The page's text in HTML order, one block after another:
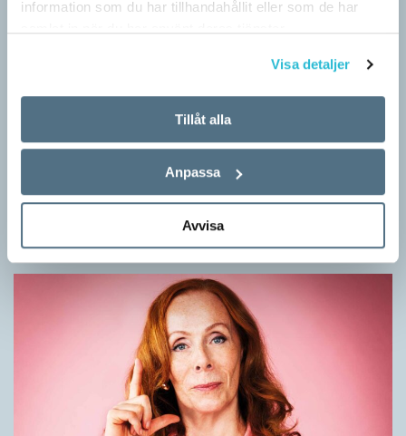
information som du har tillhandahållit eller som de har
Visa detaljer
Tillåt alla
Anpassa
Avvisa
Mesen är ingen fegis
Sveriges vanligaste vinterfågel är en mes. Alltså ingen fegis